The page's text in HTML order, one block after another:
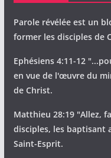
Parole révélée est un
former les disciples de
Ephésiens 4:11-12
en vue de l'œuvre du
de Christ.
Matthieu 28:19 "Allez,
disciples, les baptisant
Saint-Esprit.